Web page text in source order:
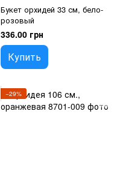
Букет орхидей 33 см, бело-
розовый
336.00 грн
Купить
−29%